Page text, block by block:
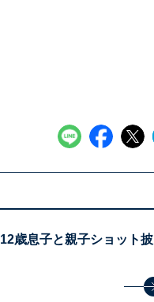
歳息子と親子ショット披